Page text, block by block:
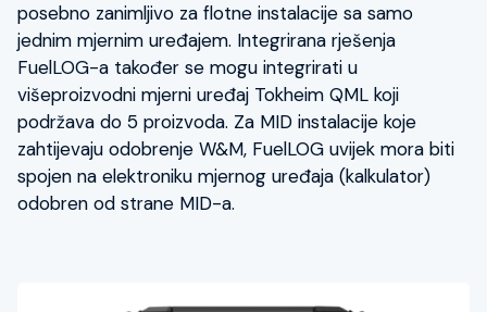
posebno zanimljivo za flotne instalacije sa samo
jednim mjernim uređajem. Integrirana rješenja
FuelLOG-a također se mogu integrirati u
višeproizvodni mjerni uređaj Tokheim QML koji
podržava do 5 proizvoda. Za MID instalacije koje
zahtijevaju odobrenje W&M, FuelLOG uvijek mora biti
spojen na elektroniku mjernog uređaja (kalkulator)
odobren od strane MID-a.